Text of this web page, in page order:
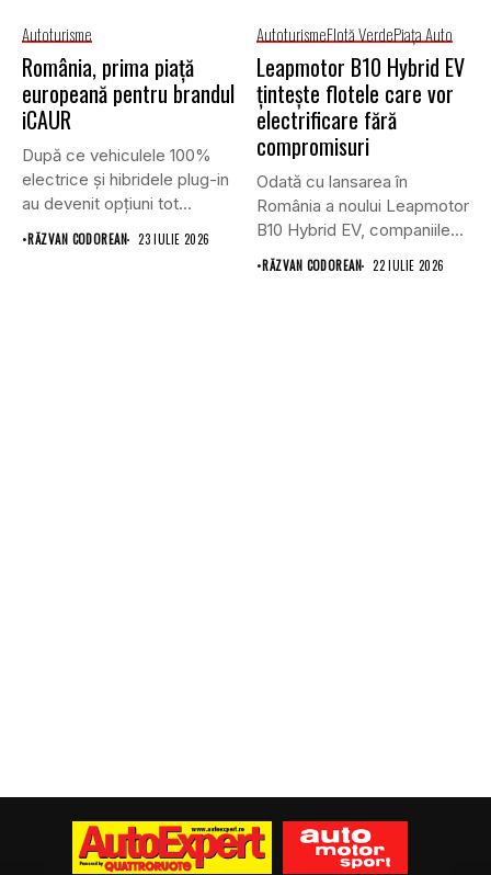
Autoturisme
România, prima piață
europeană pentru brandul
iCAUR
După ce vehiculele 100%
electrice și hibridele plug-in
au devenit opțiuni tot...
•RĂZVAN CODOREAN 23 IULIE 2026
AutoturismeFlotă VerdePiaţa Auto
Leapmotor B10 Hybrid EV
țintește flotele care vor
electrificare fără
compromisuri
Odată cu lansarea în
România a noului Leapmotor
B10 Hybrid EV, companiile...
•RĂZVAN CODOREAN 22 IULIE 2026